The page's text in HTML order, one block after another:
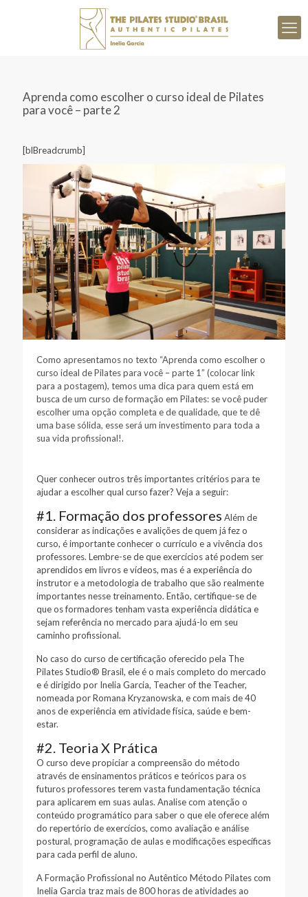
Aprenda como escolher o curso ideal de Pilates
para você – parte 2
[blBreadcrumb]
Como apresentamos no texto “Aprenda como escolher o
curso ideal de Pilates para você – parte 1” (colocar link
para a postagem), temos uma dica para quem está em
busca de um curso de formação em Pilates: se você puder
escolher uma opção completa e de qualidade, que te dê
uma base sólida, esse será um investimento para toda a
sua vida profissional!.
Quer conhecer outros três importantes critérios para te
ajudar a escolher qual curso fazer? Veja a seguir:
#1. Formação dos professores Além de
considerar as indicações e avalições de quem já fez o
curso, é importante conhecer o currículo e a vivência dos
professores. Lembre-se de que exercícios até podem ser
aprendidos em livros e vídeos, mas é a experiência do
instrutor e a metodologia de trabalho que são realmente
importantes nesse treinamento. Então, certifique-se de
que os formadores tenham vasta experiência didática e
sejam referência no mercado para ajudá-lo em seu
caminho profissional.
No caso do curso de certificação oferecido pela The
Pilates Studio® Brasil, ele é o mais completo do mercado
e é dirigido por Inelia Garcia, Teacher of the Teacher,
nomeada por Romana Kryzanowska, e com mais de 40
anos de experiência em atividade física, saúde e bem-
estar.
#2. Teoria X Prática
O curso deve propiciar a compreensão do método
através de ensinamentos práticos e teóricos para os
futuros professores terem vasta fundamentação técnica
para aplicarem em suas aulas. Analise com atenção o
conteúdo programático para saber o que ele oferece além
do repertório de exercícios, como avaliação e análise
postural, programação de aulas e modificações específicas
para cada perfil de aluno.
A Formação Profissional no Autêntico Método Pilates com
Inelia Garcia traz mais de 800 horas de atividades ao